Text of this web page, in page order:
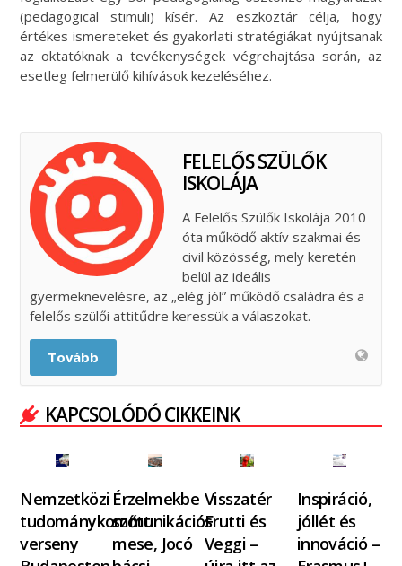
(pedagogical stimuli) kísér. Az eszköztár célja, hogy
értékes ismereteket és gyakorlati stratégiákat nyújtsanak
az oktatóknak a tevékenységek végrehajtása során, az
esetleg felmerülő kihívások kezeléséhez.
FELELŐS SZÜLŐK
ISKOLÁJA
A Felelős Szülők Iskolája 2010
óta működő aktív szakmai és
civil közösség, mely keretén
belül az ideális
gyermeknevelésre, az „elég jól” működő családra és a
felelős szülői attitűdre keressük a válaszokat.
Tovább
KAPCSOLÓDÓ CIKKEINK
Nemzetközi
tudománykommunikációs
verseny
Érzelmekbe
szőtt
mese, Jocó
Visszatér
Frutti és
Veggi –
Inspiráció,
jóllét és
innováció –